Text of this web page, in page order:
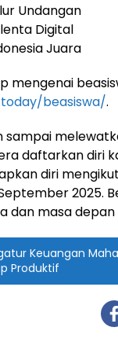
Undangan
Digital
Juara
mengenai
beasiswa/.
sampai
daftarkan diri
diri
2025.
dan masa
Keuangan
Produktif